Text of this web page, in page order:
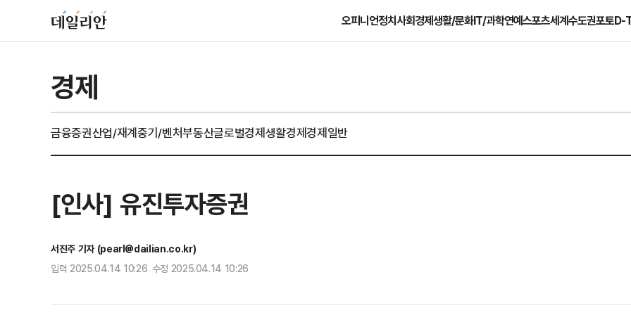
오피니언정치사회경제생활/문화IT/과학연예스포츠세계수도권포토D-
경제
금융증권산업/재계중기/벤처부동산글로벌경제생활경제경제일반
[인사] 유진투자증권
서진주 기자 (pearl@dailian.co.kr)
입력 2025.04.14 10:26 수정 2025.04.14 10:26